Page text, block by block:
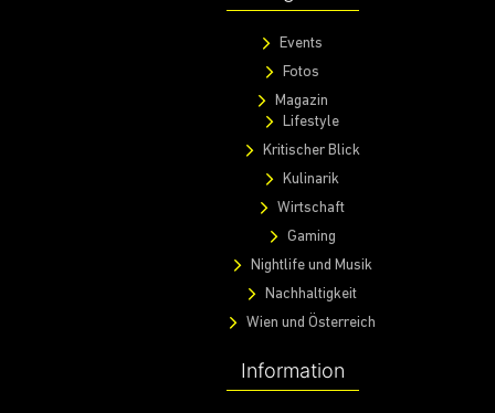
Events
Fotos
Magazin
Lifestyle
Kritischer Blick
Kulinarik
Wirtschaft
Gaming
Nightlife und Musik
Nachhaltigkeit
Wien und Österreich
Information